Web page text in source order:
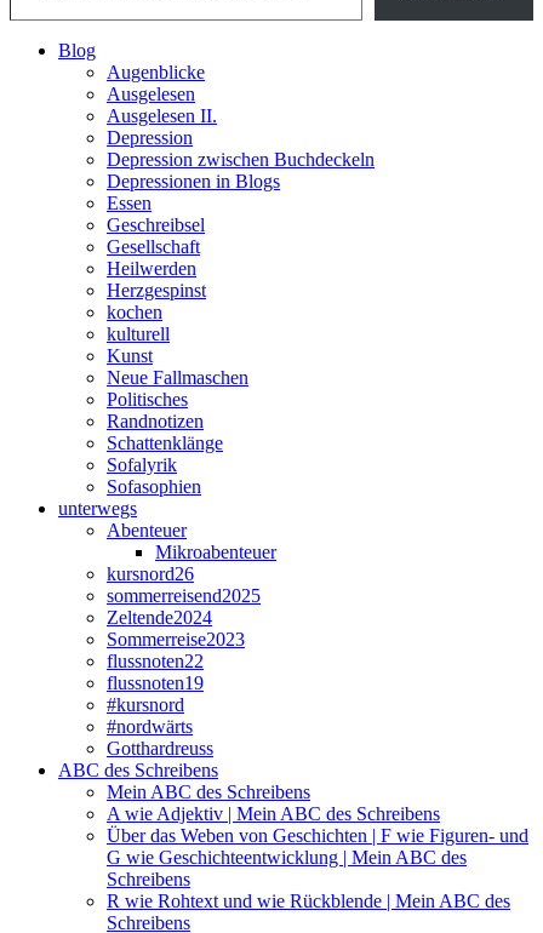
Blog
Augenblicke
Ausgelesen
Ausgelesen II.
Depression
Depression zwischen Buchdeckeln
Depressionen in Blogs
Essen
Geschreibsel
Gesellschaft
Heilwerden
Herzgespinst
kochen
kulturell
Kunst
Neue Fallmaschen
Politisches
Randnotizen
Schattenklänge
Sofalyrik
Sofasophien
unterwegs
Abenteuer
Mikroabenteuer
kursnord26
sommerreisend2025
Zeltende2024
Sommerreise2023
flussnoten22
flussnoten19
#kursnord
#nordwärts
Gotthardreuss
ABC des Schreibens
Mein ABC des Schreibens
A wie Adjektiv | Mein ABC des Schreibens
Über das Weben von Geschichten | F wie Figuren- und
G wie Geschichteentwicklung | Mein ABC des
Schreibens
R wie Rohtext und wie Rückblende | Mein ABC des
Schreibens